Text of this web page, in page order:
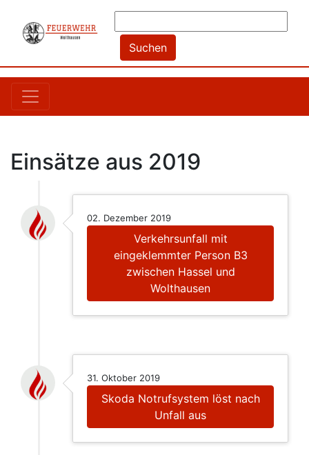
Einsätze aus 2019
02. Dezember 2019
Verkehrsunfall mit
eingeklemmter Person B3
zwischen Hassel und
Wolthausen
31. Oktober 2019
Skoda Notrufsystem löst nach
Unfall aus